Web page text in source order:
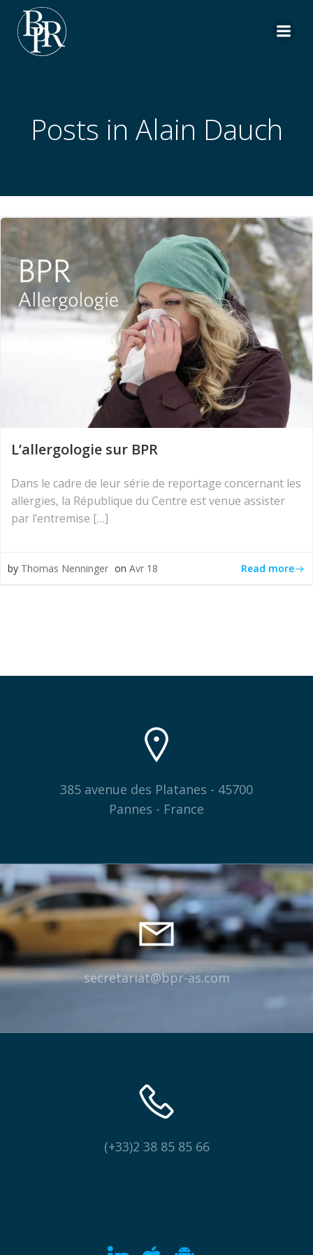
Posts in Alain Dauch
L’allergologie sur BPR
Dans le cadre de leur série de reportage concernant les
allergies, la République du Centre est venue assister
par l’entremise […]
by Thomas Nenninger on Avr 18 Read more
385 avenue des Platanes - 45700
Pannes - France
secretariat@bpr-as.com
(+33)2 38 85 85 66